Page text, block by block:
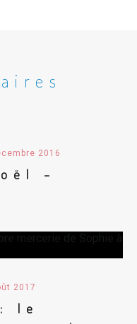
2016
–
2017
le